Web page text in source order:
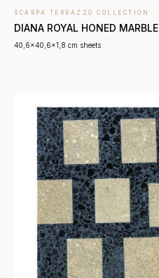
SCARPA TERRAZZO COLLECTION
DIANA ROYAL HONED MARBLE
40,6x40,6x1,8 cm sheets